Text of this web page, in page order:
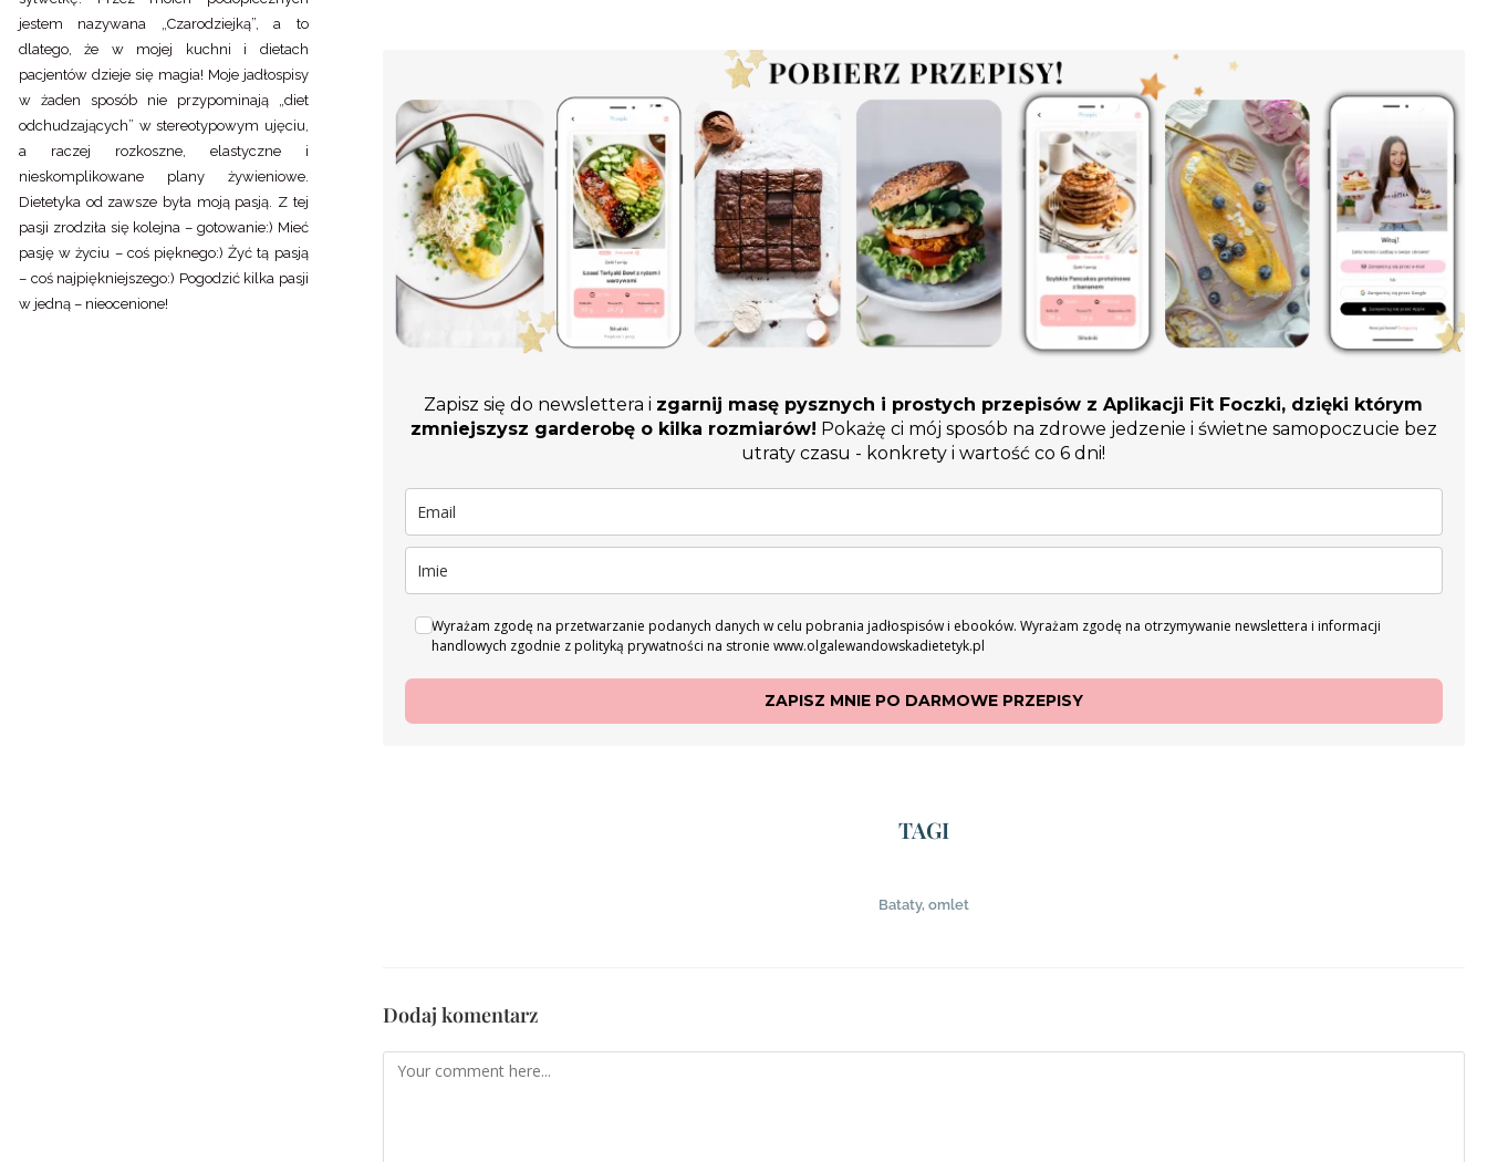
jestem nazywana „Czarodziejką”, a to
dlatego, że w mojej kuchni i dietach
pacjentów dzieje się magia! Moje jadłospisy
w żaden sposób nie przypominają „diet
odchudzających” w stereotypowym ujęciu,
a raczej rozkoszne, elastyczne i
nieskomplikowane plany żywieniowe.
Dietetyka od zawsze była moją pasją. Z tej
pasji zrodziła się kolejna – gotowanie:) Mieć
pasję w życiu – coś pięknego:) Żyć tą pasją
– coś najpiękniejszego:) Pogodzić kilka pasji
w jedną – nieocenione!
Zapisz się do newslettera i zgarnij masę pysznych i prostych przepisów z Aplikacji Fit Foczki, dzięki którym
zmniejszysz garderobę o kilka rozmiarów! Pokażę ci mój sposób na zdrowe jedzenie i świetne samopoczucie bez
utraty czasu - konkrety i wartość co 6 dni!
Wyrażam zgodę na przetwarzanie podanych danych w celu pobrania jadłospisów i ebooków. Wyrażam zgodę na otrzymywanie newslettera i informacji
handlowych zgodnie z polityką prywatności na stronie www.olgalewandowskadietetyk.pl
ZAPISZ MNIE PO DARMOWE PRZEPISY
TAGI
Bataty, omlet
Dodaj komentarz